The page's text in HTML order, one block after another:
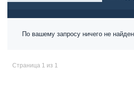
По вашему запросу ничего не
Страница 1 из 1